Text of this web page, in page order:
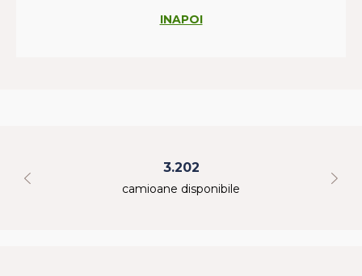
INAPOI
56.555
marfuri in ultimele 24h